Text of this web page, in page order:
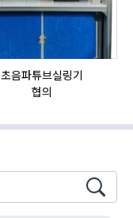
초음파튜브실링기
협의